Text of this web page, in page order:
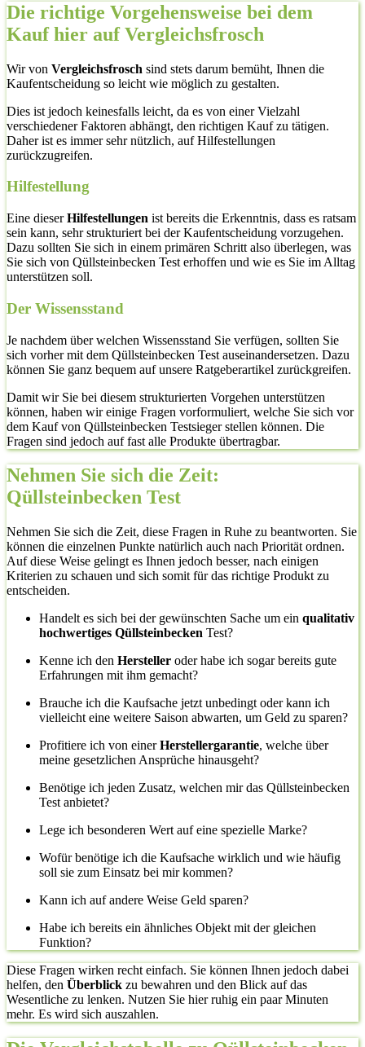
Die richtige Vorgehensweise bei dem
Kauf hier auf Vergleichsfrosch
Wir von Vergleichsfrosch sind stets darum bemüht, Ihnen die
Kaufentscheidung so leicht wie möglich zu gestalten.
Dies ist jedoch keinesfalls leicht, da es von einer Vielzahl
verschiedener Faktoren abhängt, den richtigen Kauf zu tätigen.
Daher ist es immer sehr nützlich, auf Hilfestellungen
zurückzugreifen.
Hilfestellung
Eine dieserHilfestellungen ist bereits die Erkenntnis, dass es ratsam
sein kann, sehr strukturiert bei der Kaufentscheidung vorzugehen.
Dazu sollten Sie sich in einem primären Schritt also überlegen, was
Sie sich von Qüllsteinbecken Test erhoffen und wie es Sie im Alltag
unterstützen soll.
Der Wissensstand
Je nachdem über welchen Wissensstand Sie verfügen, sollten Sie
sich vorher mit dem Qüllsteinbecken Test auseinandersetzen. Dazu
können Sie ganz bequem auf unsere Ratgeberartikel zurückgreifen.
Damit wir Sie bei diesem strukturierten Vorgehen unterstützen
können, haben wir einige Fragen vorformuliert, welche Sie sich vor
dem Kauf von Qüllsteinbecken Testsieger stellen können. Die
Fragen sind jedoch auf fast alle Produkte übertragbar.
Nehmen Sie sich die Zeit:
Qüllsteinbecken Test
Nehmen Sie sich die Zeit, diese Fragen in Ruhe zu beantworten. Sie
können die einzelnen Punkte natürlich auch nach Priorität ordnen.
Auf diese Weise gelingt es Ihnen jedoch besser, nach einigen
Kriterien zu schauen und sich somit für das richtige Produkt zu
entscheiden.
Handelt es sich bei der gewünschten Sache um ein qualitativ
hochwertiges Qüllsteinbecken Test?
Kenne ich den Hersteller oder habe ich sogar bereits gute
Erfahrungen mit ihm gemacht?
Brauche ich die Kaufsache jetzt unbedingt oder kann ich
vielleicht eine weitere Saison abwarten, um Geld zu sparen?
Profitiere ich von einerHerstellergarantie, welche über
meine gesetzlichen Ansprüche hinausgeht?
Benötige ich jeden Zusatz, welchen mir das Qüllsteinbecken
Test anbietet?
Lege ich besonderen Wert auf eine spezielle Marke?
Wofür benötige ich die Kaufsache wirklich und wie häufig
soll sie zum Einsatz bei mir kommen?
Kann ich auf andere Weise Geld sparen?
Habe ich bereits ein ähnliches Objekt mit der gleichen
Funktion?
Diese Fragen wirken recht einfach. Sie können Ihnen jedoch dabei
helfen, den Überblick zu bewahren und den Blick auf das
Wesentliche zu lenken. Nutzen Sie hier ruhig ein paar Minuten
mehr. Es wird sich auszahlen.